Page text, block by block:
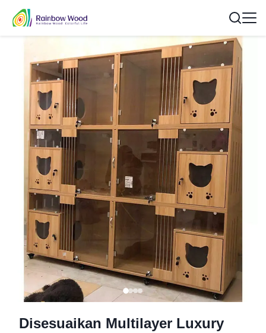
Disesuaikan Multilayer Luxury